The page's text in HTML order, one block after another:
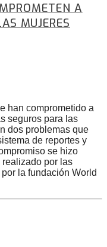
A
MUJERES
han comprometido a
seguros para las
dos problemas que
de reportes y
se hizo
realizado por las
la fundación World